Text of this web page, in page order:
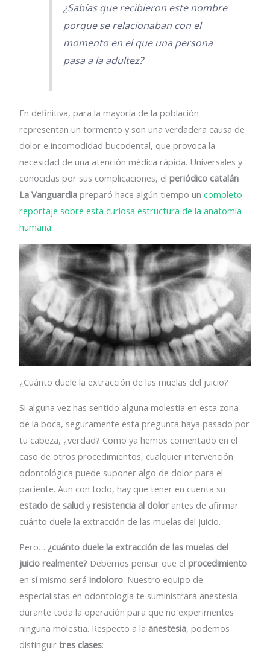
¿Sabías que recibieron este nombre
porque se relacionaban con el
momento en el que una persona
pasa a la adultez?
En definitiva, para la mayoría de la población
representan un tormento y son una verdadera causa de
dolor e incomodidad bucodental, que provoca la
necesidad de una atención médica rápida. Universales y
conocidas por sus complicaciones, elperiódico catalán
La Vanguardiapreparó hace algún tiempo uncompleto
reportaje sobre esta curiosa estructura de la anatomía
humana.
¿Cuánto duele la extracción de las muelas del juicio?
Si alguna vez has sentido alguna molestia en esta zona
de la boca, seguramente esta pregunta haya pasado por
tu cabeza, ¿verdad? Como ya hemos comentado en el
caso de otros procedimientos, cualquier intervención
odontológica puede suponer algo de dolor para el
paciente. Aun con todo, hay que tener en cuenta su
estado de saludyresistencia al dolor antes de afirmar
cuánto duele la extracción de las muelas del juicio.
Pero… ¿cuánto duele la extracción de las muelas del
juicio realmente? Debemos pensar que elprocedimiento
en sí mismo seráindoloro. Nuestro equipo de
especialistas en odontología te suministrará anestesia
durante toda la operación para que no experimentes
ninguna molestia. Respecto a la anestesia, podemos
distinguirtres clases: